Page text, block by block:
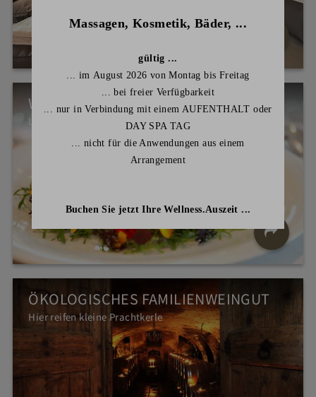
Massagen, Kosmetik, Bäder, ...
gültig ...
... im August 2026 von Montag bis Freitag
... bei freier Verfügbarkeit
... nur in Verbindung mit einem AUFENTHALT oder
DAY SPA TAG
... nicht für die Anwendungen aus einem
Arrangement
Buchen Sie jetzt Ihre Wellness.Auszeit...
WIEDEMANN'S LANDKÜCHE
Leicht, kreativ, raffiniert.
ÖKOLOGISCHES FAMILIENWEINGUT
Hier reifen kleine Prachtkerle